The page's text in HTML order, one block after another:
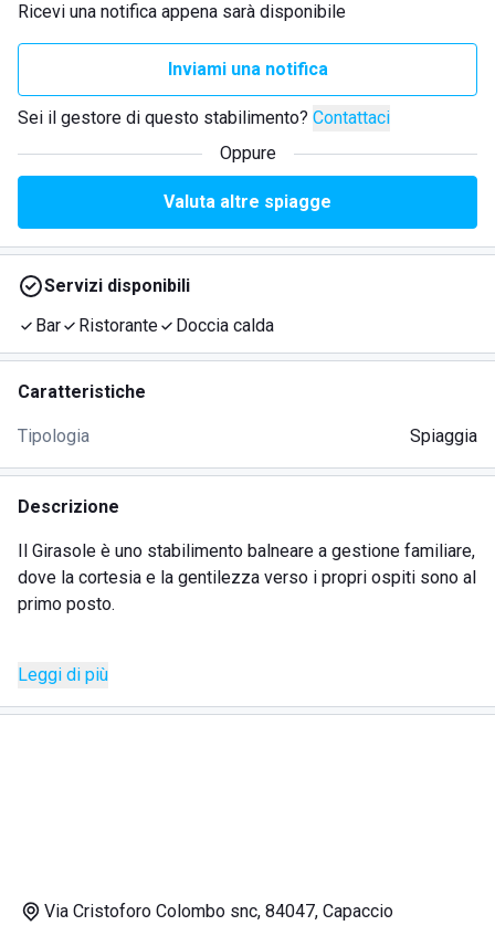
Ricevi una notifica appena sarà disponibile
Inviami una notifica
Sei il gestore di questo stabilimento? Contattaci
Oppure
Valuta altre spiagge
Servizi disponibili
Bar
Ristorante Doccia calda
Caratteristiche
Tipologia Spiaggia
Descrizione
Il Girasole è uno stabilimento balneare a gestione familiare,
dove la cortesia e la gentilezza verso i propri ospiti sono al
primo posto.
prenotazione si può effettuare anche online), per godervi la
spiaggia e il mare limpidissimo che caratterizza questa
GIRASOLE
Leggi di più
Via Cristoforo Colombo snc, 84047, Capaccio